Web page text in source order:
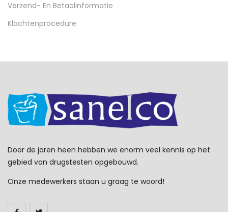
Verzend- En Betaalinformatie
Klachtenprocedure
Door de jaren heen hebben we enorm veel kennis op het
gebied van drugstesten opgebouwd.
Onze medewerkers staan u graag te woord!